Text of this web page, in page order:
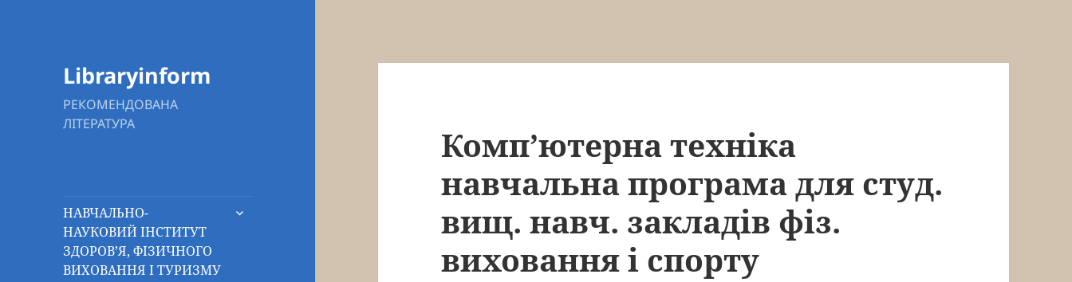
Libraryinform
РЕКОМЕНДОВАНА
ЛІТЕРАТУРА
НАВЧАЛЬНО-
НАУКОВИЙ ІНСТИТУТ
ЗДОРОВ’Я, ФІЗИЧНОГО
ВИХОВАННЯ І ТУРИЗМУ
розгорнути
Комп’ютерна техніка
навчальна програма для студ.
вищ. навч. закладів фіз.
виховання і спорту